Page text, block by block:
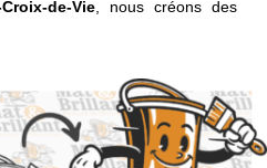
de-Vie, nous créons des